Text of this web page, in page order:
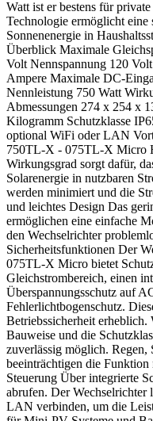
Watt ist er bestens für
Technologie ermöglicht
Sonnenenergie in
Überblick Maximale
Volt Nennspannung 120
Ampere Maximale DC-
Nennleistung 750 Watt
Abmessungen 274 x 254 x
Kilogramm Schutzklasse
optional WiFi oder LAN
750TL-X - 075TL-X Micro
Wirkungsgrad sorgt dafür,
Solarenergie in nutzbaren
werden minimiert und die
und leichtes Design Das
ermöglichen eine einfache
den Wechselrichter
Sicherheitsfunktionen Der
075TL-X Micro bietet
Gleichstrombereich, einen
Überspannungsschutz auf
Fehlerlichtbogenschutz.
Betriebssicherheit
Bauweise und die
zuverlässig möglich. Regen,
beeinträchtigen die
Steuerung Über integrierte
abrufen. Der
LAN verbinden, um die